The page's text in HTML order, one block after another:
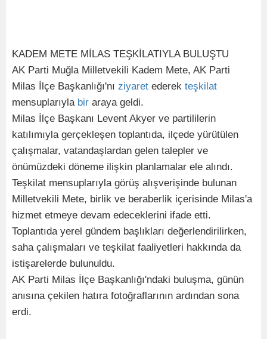
KADEM METE MİLAS TEŞKİLATIYLA BULUŞTU
AK Parti Muğla Milletvekili Kadem Mete, AK Parti
Milas İlçe Başkanlığı'nı ziyaret ederek teşkilat
mensuplarıyla bir araya geldi.
Milas İlçe Başkanı Levent Akyer ve partililerin
katılımıyla gerçekleşen toplantıda, ilçede yürütülen
çalışmalar, vatandaşlardan gelen talepler ve
önümüzdeki döneme ilişkin planlamalar ele alındı.
Teşkilat mensuplarıyla görüş alışverişinde bulunan
Milletvekili Mete, birlik ve beraberlik içerisinde Milas'a
hizmet etmeye devam edeceklerini ifade etti.
Toplantıda yerel gündem başlıkları değerlendirilirken,
saha çalışmaları ve teşkilat faaliyetleri hakkında da
istişarelerde bulunuldu.
AK Parti Milas İlçe Başkanlığı'ndaki buluşma, günün
anısına çekilen hatıra fotoğraflarının ardından sona
erdi.